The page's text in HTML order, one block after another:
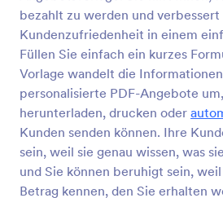
bezahlt zu werden und verbessert
Kundenzufriedenheit in einem
Füllen Sie einfach ein kurzes
Vorlage wandelt die
personalisierte PDF-Angebote
herunterladen, drucken oder
Kunden senden können. Ihre
sein, weil sie genau wissen, was
und Sie können beruhigt sein,
Betrag kennen, den Sie erhalten